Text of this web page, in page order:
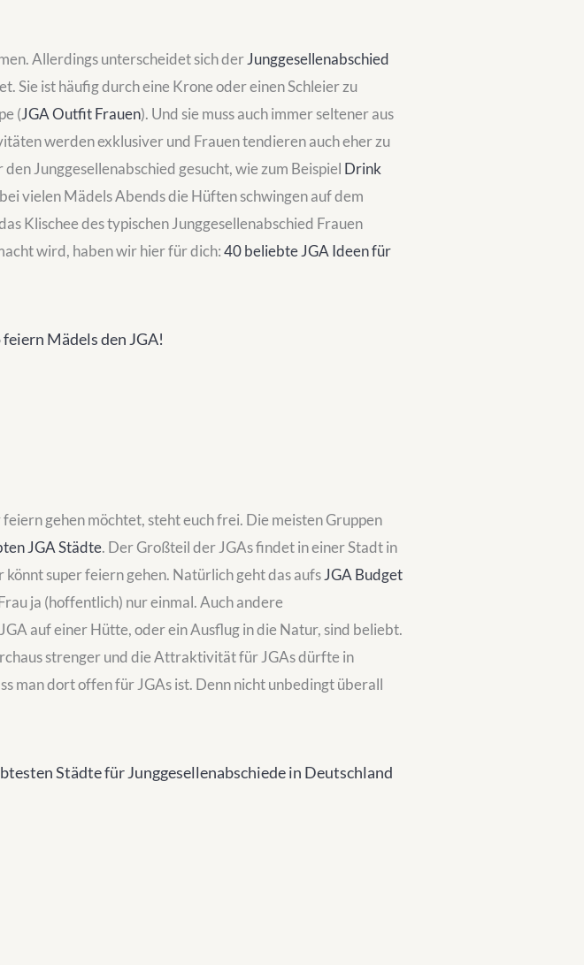
Allerdings unterscheidet sich derJunggesellenabschied
Sie ist häufig durch eine Krone oder einen Schleier zu
(JGA Outfit Frauen). Und sie muss auch immer seltener aus
werden exklusiver und Frauen tendieren auch eher zu
Junggesellenabschied gesucht, wie zum Beispiel Drink
vielen Mädels Abends die Hüften schwingen auf dem
Klischee des typischen Junggesellenabschied Frauen
wird, haben wir hier für dich:40 beliebte JGA Ideen für
Mädels den JGA!
gehen möchtet, steht euch frei. Die meisten Gruppen
JGA Städte. Der Großteil der JGAs findet in einer Stadt in
super feiern gehen. Natürlich geht das aufsJGA Budget
ja (hoffentlich) nur einmal. Auch andere
auf einer Hütte, oder ein Ausflug in die Natur, sind beliebt.
strenger und die Attraktivität für JGAs dürfte in
man dort offen für JGAs ist. Denn nicht unbedingt überall
Städte für Junggesellenabschiede in Deutschland